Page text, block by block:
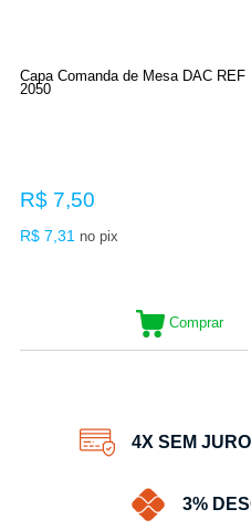
Capa Comanda de Mesa DAC REF
2050
R$ 7,50
R$ 7,31 no pix
Comprar
4X SEM
3%